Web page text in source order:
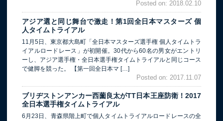
Posted on: 2018.02.10
アジア選と同じ舞台で激走！第1回全日本マスターズ 個
人タイムトライアル
11月5日、東京都大島町「全日本マスターズ選手権 個人タイムトラ
イアルロードレース」が初開催。30代から60名の男女がエントリ
ーし、アジア選手権・全日本選手権タイムトライアルと同じコース
で健脚を競った。 【第一回全日本マ […]
Posted on: 2017.11.07
ブリヂストンアンカー西薗良太がTT日本王座防衛！2017
全日本選手権タイムトライアル
6月23日、青森県階上町で個人タイムトライアルロードレースの全